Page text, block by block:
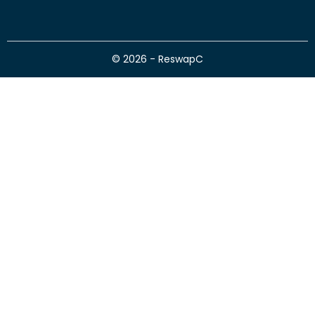
© 2026 - ReswapC